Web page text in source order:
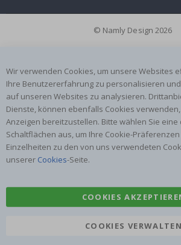
© Namly Design 2026
Wir verwenden Cookies, um unsere Websites
Ihre Benutzererfahrung zu personalisieren
auf unseren Websites zu analysieren.
Dienste, können ebenfalls Cookies
Anzeigen bereitzustellen. Bitte wählen Sie
Schaltflächen aus, um Ihre Cookie-
Einzelheiten zu den von uns verwendeten
unserer Cookies-Seite.
COOKIES
COOKIES VERWALTEN